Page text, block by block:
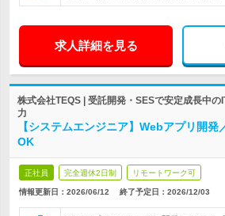
求人詳細を見る
株式会社TEQS | 受託開発・SESで安定成長中
力
【システムエンジニア】Webアプリ開
OK
正社員 完全週休2日制 リモートワーク可
情報更新日：2026/06/12 終了予定日： 2026/12/03